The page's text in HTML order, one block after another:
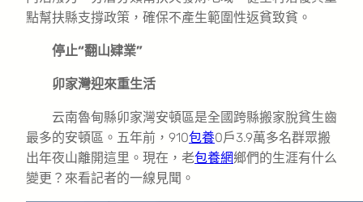
點幫扶縣支撐政策，確保不產生範圍性返貧致貧。
停止“翻山肄業”
卯家灣迎來重生活
云南魯甸縣卯家灣安頓區是全國跨縣搬家脫貧生齒
最多的安頓區。五年前，910包養0戶3.9萬多名群眾搬
出年夜山離開這里。現在，老包養網鄉們的生涯有什么
變更？來看記者的一線見聞。